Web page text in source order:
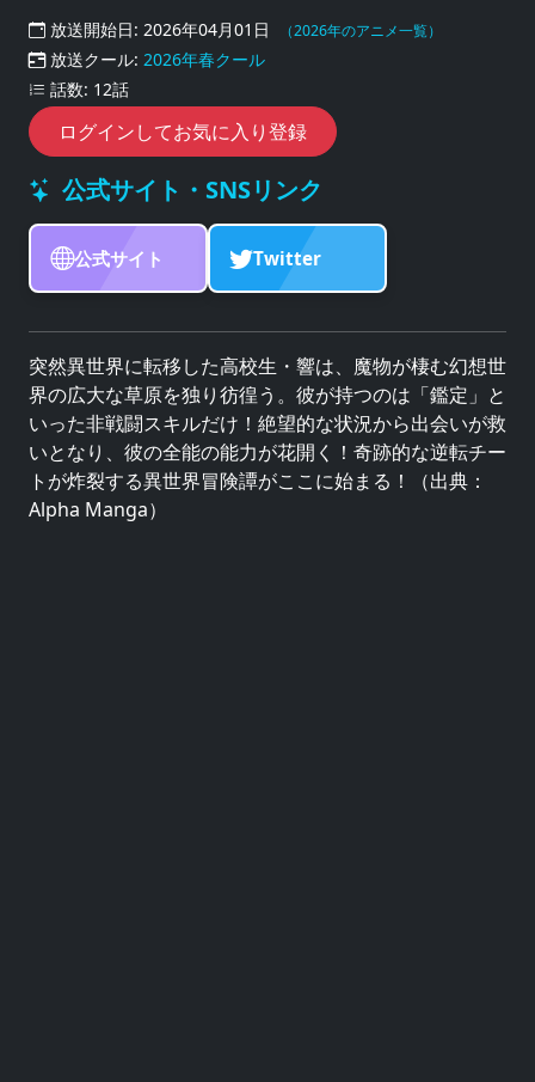
放送開始日: 2026年04月01日 （2026年のアニメ一覧）
放送クール: 2026年春クール
話数: 12話
ログインしてお気に入り登録
公式サイト・SNSリンク
公式サイト Twitter
突然異世界に転移した高校生・響は、魔物が棲む幻想世
界の広大な草原を独り彷徨う。彼が持つのは「鑑定」と
いった非戦闘スキルだけ！絶望的な状況から出会いが救
いとなり、彼の全能の能力が花開く！奇跡的な逆転チー
トが炸裂する異世界冒険譚がここに始まる！（出典：
Alpha Manga）